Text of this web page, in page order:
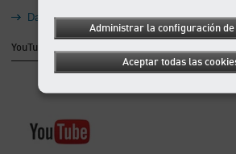
Dale “Me gusta” a nuestra página
YouTube
Administrar la configuración de
Aceptar todas las